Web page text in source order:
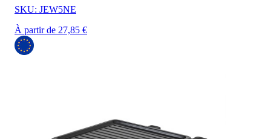
SKU: JEW5NE
À partir de 27,85 €